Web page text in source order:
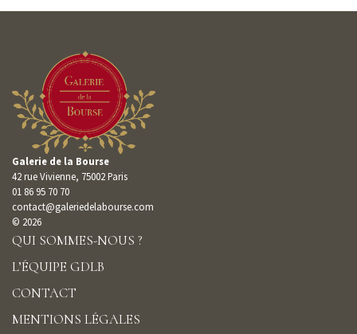
Galerie de la Bourse
42 rue Vivienne, 75002 Paris
01 86 95 70 70
contact@galeriedelabourse.com
© 2026
QUI SOMMES-NOUS ?
L’ÉQUIPE GDLB
CONTACT
MENTIONS LÉGALES